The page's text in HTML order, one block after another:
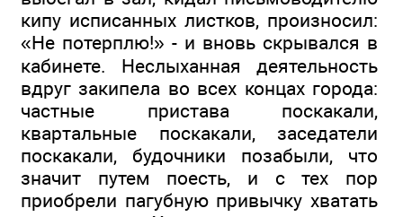
кипу исписанных листков, произносил:
«Не потерплю!» - и вновь скрывался в
кабинете. Неслыханная деятельность
вдруг закипела во всех концах города:
частные пристава поскакали,
квартальные поскакали, заседатели
поскакали, будочники позабыли, что
значит путем поесть, и с тех пор
приобрели пагубную привычку хватать